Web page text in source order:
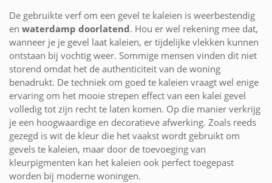
De gebruikte verf om een gevel te kaleien is weerbestendig
en waterdamp doorlatend. Hou er wel rekening mee dat,
wanneer je je gevel laat kaleien, er tijdelijke vlekken kunnen
ontstaan bij vochtig weer. Sommige mensen vinden dit niet
storend omdat het de authenticiteit van de woning
benadrukt. De techniek om goed te kaleien vraagt wel enige
ervaring om het mooie strepen effect van een kalei gevel
volledig tot zijn recht te laten komen. Op die manier verkrijg
je een hoogwaardige en decoratieve afwerking. Zoals reeds
gezegd is wit de kleur die het vaakst wordt gebruikt om
gevels te kaleien, maar door de toevoeging van
kleurpigmenten kan het kaleien ook perfect toegepast
worden bij moderne woningen.